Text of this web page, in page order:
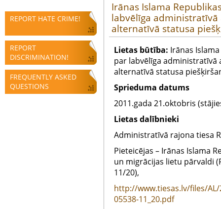
REPORT HATE CRIME!
REPORT
DISCRIMINATION!
FREQUENTLY ASKED
QUESTIONS
Irānas Islama
labvēlīga
alternatīvā statusa
Lietas būtība: Irānas
par labvēlīga administratīvā
alternatīvā statusa
Sprieduma datums
2011.gada 21.oktobris
Lietas dalībnieki
Administratīvā rajona tiesa
Pieteicējas – Irānas Islama
un migrācijas lietu pārvaldi
11/20),
http://www.tiesas.lv/files/AL/
05538-11_20.pdf